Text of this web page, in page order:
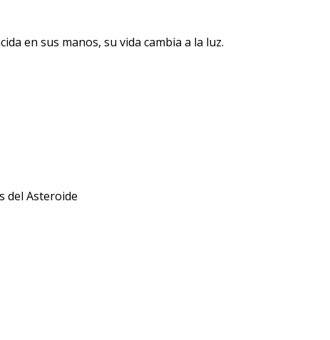
en sus manos, su vida cambia a la luz.
del Asteroide